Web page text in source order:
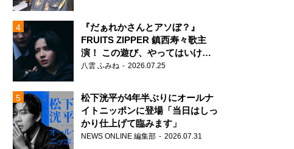
『だぁれかさんとアソぼ？』
FRUITS ZIPPER 鎮西寿々歌主
演！ この遊び、やってはいけま
せん。
八雲 ふみね 2026.07.25
松下洸平が4年半ぶりにオールナ
イトニッポンに登場「当日はしっ
かり仕上げて臨みます」
NEWS ONLINE 編集部 2026.07.31